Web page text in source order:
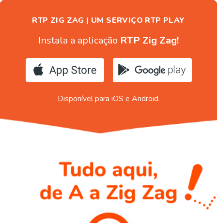
RTP ZIG ZAG | UM SERVIÇO RTP PLAY
Instala a aplicação RTP Zig Zag!
Disponível para iOS e Android.